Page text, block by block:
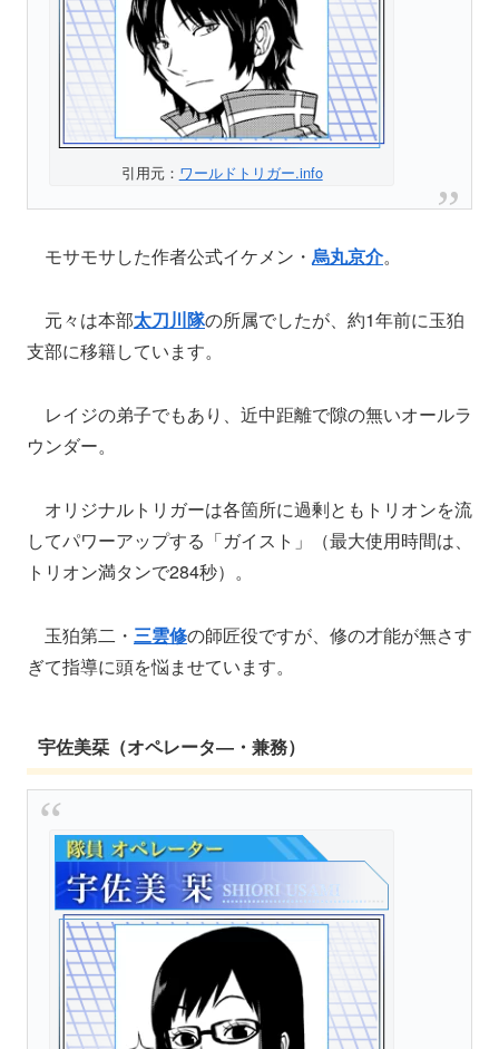
引用元： ワールドトリガー.info
モサモサした作者公式イケメン・ 烏丸京介。
元々は本部太刀川隊の所属でしたが、約1年前に玉狛
支部に移籍しています。
レイジの弟子でもあり、近中距離で隙の無いオールラ
ウンダー。
オリジナルトリガーは各箇所に過剰ともトリオンを流
してパワーアップする「ガイスト」（最大使用時間は、
トリオン満タンで284秒）。
玉狛第二・ 三雲修の師匠役ですが、修の才能が無さす
ぎて指導に頭を悩ませています。
宇佐美栞（オペレータ―・兼務）